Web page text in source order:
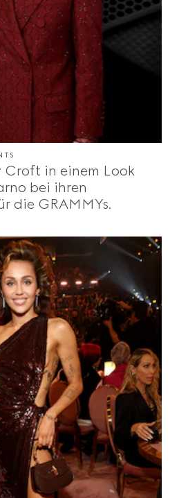
Croft in einem Look
bei ihren
die GRAMMYs.